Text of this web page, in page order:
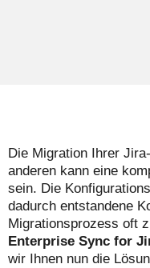
Die Migration Ihrer
anderen kann eine
sein. Die
dadurch entstandene
Migrationsprozess oft
Enterprise Sync for
wir Ihnen nun die